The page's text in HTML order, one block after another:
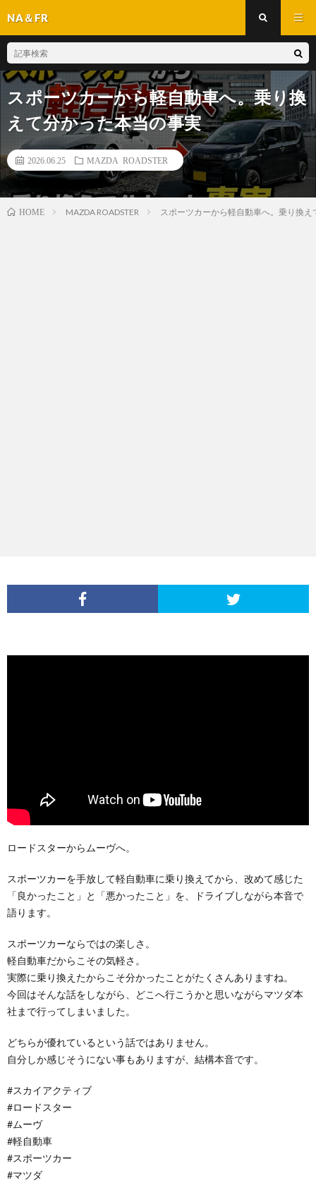
NA＆FR
スポーツカーから軽自動車へ。乗り換
えて分かった本当の事実
2026.06.25 MAZDA ROADSTER
HOME MAZDA ROADSTER スポーツカーから軽自動車へ。乗り換
ロードスターからムーヴへ。
スポーツカーを手放して軽自動車に乗り換えてから、改めて感じた
「良かったこと」と「悪かったこと」を、ドライブしながら本音で
語ります。
スポーツカーならではの楽しさ。
軽自動車だからこその気軽さ。
実際に乗り換えたからこそ分かったことがたくさんありますね。
今回はそんな話をしながら、どこへ行こうかと思いながらマツダ本
社まで行ってしまいました。
どちらが優れているという話ではありません。
自分しか感じそうにない事もありますが、結構本音です。
#スカイアクティブ
#ロードスター
#ムーヴ
#軽自動車
#スポーツカー
#マツダ